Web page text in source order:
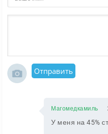
Отправить
Магомедкамиль
У меня на 45%